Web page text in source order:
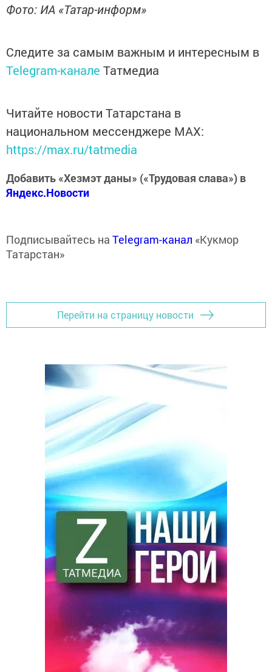
Фото: ИА «Татар-информ»
Следите за самым важным и интересным в
Telegram-канале Татмедиа
Читайте новости Татарстана в
национальном мессенджере MАХ:
https://max.ru/tatmedia
Добавить «Хезмэт даны» («Трудовая слава») в
Яндекс.Новости
Подписывайтесь на Telegram-канал «Кукмор
Татарстан»
Перейти на страницу новости